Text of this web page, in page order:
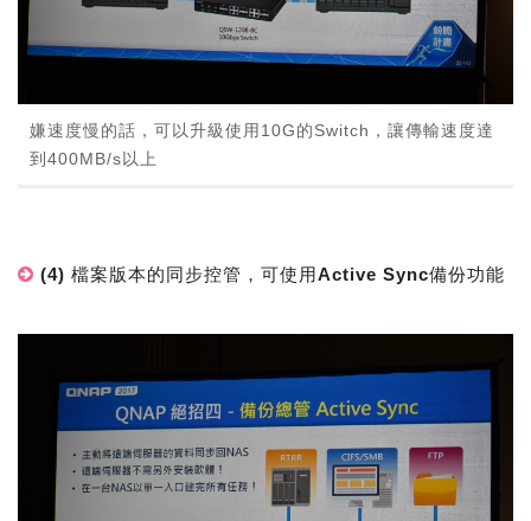
嫌速度慢的話，可以升級使用10G的Switch，讓傳輸速度達
到400MB/s以上
(4) 檔案版本的同步控管，可使用Active Sync備份功能